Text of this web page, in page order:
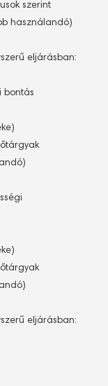
szerint
használandó)
eljárásban: 
bontás
eljárásban: 